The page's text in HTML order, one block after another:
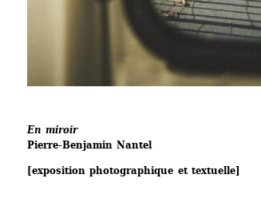
En miroir
Pierre-Benjamin Nantel
[exposition photographique et textuelle]